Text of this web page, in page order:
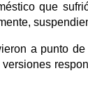
que
a punto